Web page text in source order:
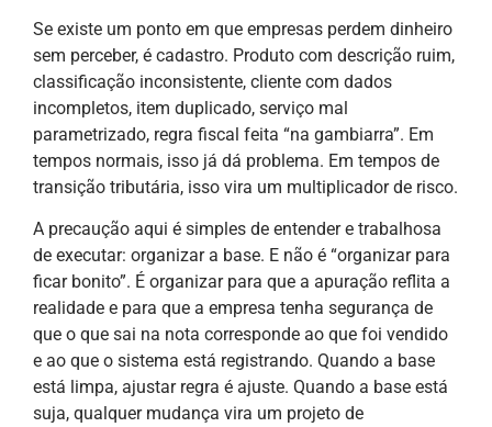
Se existe um ponto em que empresas perdem dinheiro
sem perceber, é cadastro. Produto com descrição ruim,
classificação inconsistente, cliente com dados
incompletos, item duplicado, serviço mal
parametrizado, regra fiscal feita “na gambiarra”. Em
tempos normais, isso já dá problema. Em tempos de
transição tributária, isso vira um multiplicador de risco.
A precaução aqui é simples de entender e trabalhosa
de executar: organizar a base. E não é “organizar para
ficar bonito”. É organizar para que a apuração reflita a
realidade e para que a empresa tenha segurança de
que o que sai na nota corresponde ao que foi vendido
e ao que o sistema está registrando. Quando a base
está limpa, ajustar regra é ajuste. Quando a base está
suja, qualquer mudança vira um projeto de